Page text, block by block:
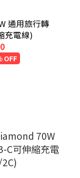
通用旅行轉
充電線)
OFF